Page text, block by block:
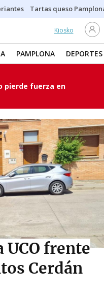
Tartas queso
Kiosko
PAMPLONA DEPORTES
pierde fuerza en
UCO frente
Cerdán